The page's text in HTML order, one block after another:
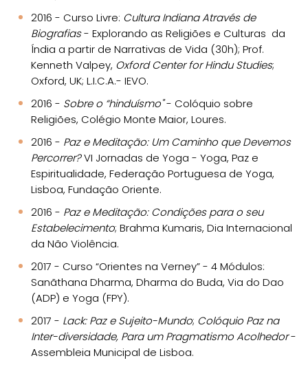
2016 - Curso Livre: Cultura Indiana Através de
Biografias- Explorando as Religiões e Culturas da
Índia a partir de Narrativas de Vida (30h); Prof.
Kenneth Valpey, Oxford Center for Hindu Studies;
Oxford, UK; L.I.C.A.- IEVO.
2016 - Sobre o “hinduísmo"- Colóquio sobre
Religiões, Colégio Monte Maior, Loures.
2016 - Paz e Meditação: Um Caminho que Devemos
Percorrer?VI Jornadas de Yoga - Yoga, Paz e
Espiritualidade, Federação Portuguesa de Yoga,
Lisboa, Fundação Oriente.
2016 - Paz e Meditação: Condições para o seu
Estabelecimento; Brahma Kumaris, Dia Internacional
da Não Violência.
2017 - Curso “Orientes na Verney” - 4 Módulos:
Sanãthana Dharma, Dharma do Buda, Via do Dao
(ADP) e Yoga (FPY).
2017 - Lack: Paz e Sujeito-Mundo; Colóquio Paz na
Inter-diversidade, Para um Pragmatismo Acolhedor-
Assembleia Municipal de Lisboa.